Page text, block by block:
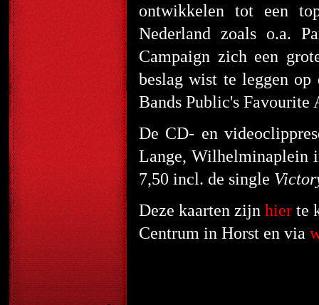
ontwikkelen tot een
Nederland zoals o.a.
Campaign zich een
beslag wist te leggen
Bands Public's Favourite
De CD- en
Lange, Wilhelminaplein
7,50 incl. de single
Deze kaarten zijn hier te
Centrum in Horst en via